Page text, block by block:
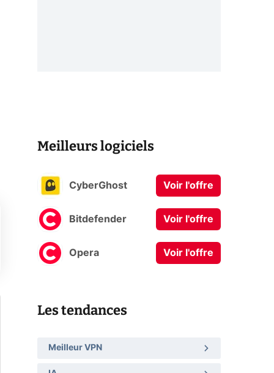
Meilleurs logiciels
CyberGhost Voir l'offre
Bitdefender Voir l'offre
Opera Voir l'offre
Les tendances
Meilleur VPN